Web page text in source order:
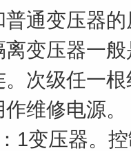
通变压器
变压器一
次级任一
维修电源。
1变压器。